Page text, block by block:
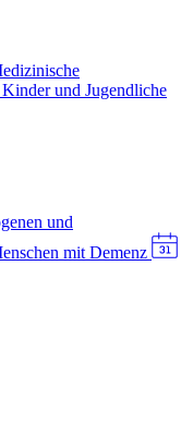
und Jugendliche
und
mit Demenz